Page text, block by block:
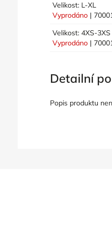
Velikost: L-XL
Vyprodáno |
Velikost: 4XS-3XS
Vyprodáno |
Detailní
Popis produktu